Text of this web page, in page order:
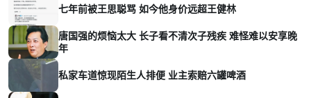
七年前被王思聪骂 如今他身价远超王健林
唐国强的烦恼太大 长子看不清次子残疾 难怪难以安享晚
年
私家车道惊现陌生人排便 业主索赔六罐啤酒